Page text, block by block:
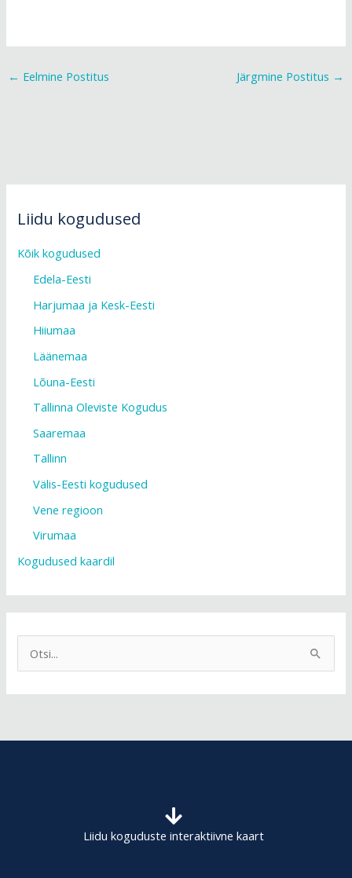
← Eelmine Postitus Järgmine Postitus →
Liidu kogudused
Kõik kogudused
Edela-Eesti
Harjumaa ja Kesk-Eesti
Hiiumaa
Läänemaa
Lõuna-Eesti
Tallinna Oleviste Kogudus
Saaremaa
Tallinn
Välis-Eesti kogudused
Vene regioon
Virumaa
Kogudused kaardil
Liidu koguduste interaktiivne kaart